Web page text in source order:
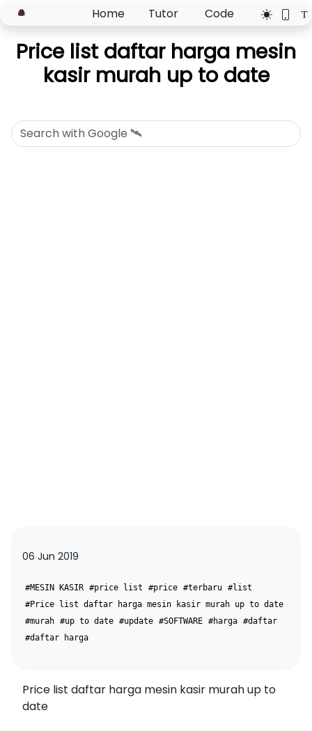
Home Tutor Code
Price list daftar harga mesin
kasir murah up to date
06 Jun 2019
#MESIN KASIR #price list #price #terbaru #list
#Price list daftar harga mesin kasir murah up to date
#murah #up to date #update #SOFTWARE #harga #daftar
#daftar harga
Price list daftar harga mesin kasir murah up to
date